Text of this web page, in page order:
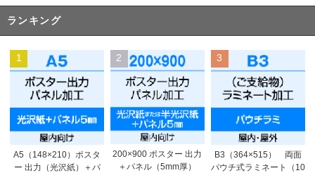
ランキング
1
A5（148×210）ポスタ
ー 出力（光沢紙）＋パ
2
200×900 ポスター 出力
＋パネル（5mm厚）
3
B3（364×515） 両面
パウチ式ラミネート（10